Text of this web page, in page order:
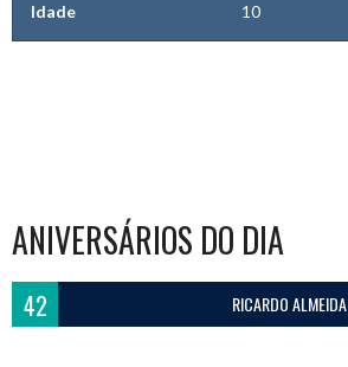
Idade 10
ANIVERSÁRIOS DO DIA
42 RICARDO ALMEIDA